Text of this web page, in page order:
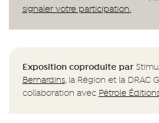
signaler votre participation.
Exposition coproduite par
Bernardins, la Région et la DRAC
collaboration avecPétrole